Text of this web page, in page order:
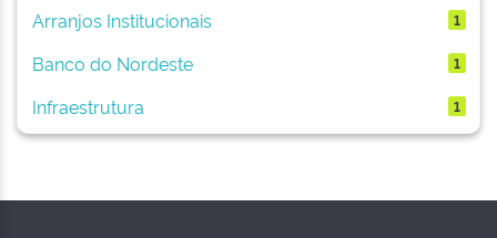
Arranjos Institucionais
1
Banco do Nordeste 1
Infraestrutura 1